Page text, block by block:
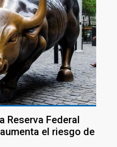
Reserva Federal
el riesgo de